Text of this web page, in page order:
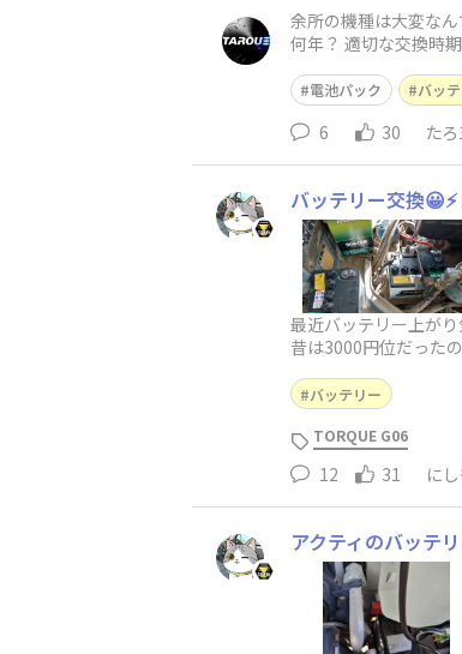
余所の機種は大変なんですな。
何年？ 適切な交換時
電池パック バッ
6 30 た
バッテリー交換
最近バッテリー上が
昔は3000円位だった
バッテリー
TORQUE G06
12 31 に
アクティのバッテ